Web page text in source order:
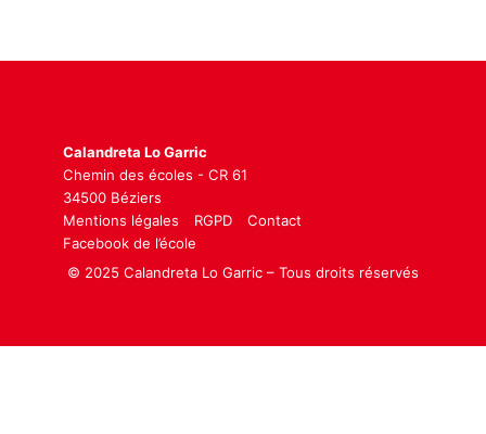
Calandreta Lo Garric
Chemin des écoles - CR 61
34500 Béziers
Mentions légales
RGPD
Contact
Facebook de l’école
© 2025 Calandreta Lo Garric – Tous droits réservés